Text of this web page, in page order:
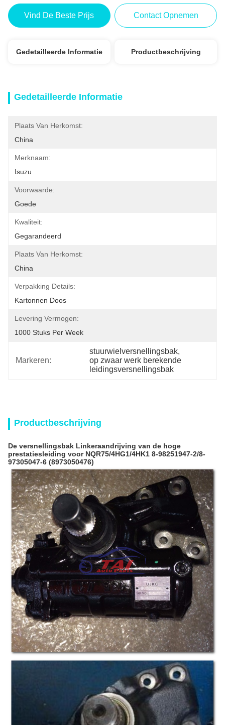
Vind De Beste Prijs Contact Opnemen
Gedetailleerde Informatie Productbeschrijving
Gedetailleerde Informatie
Plaats Van Herkomst:
China
Merknaam:
Isuzu
Voorwaarde:
Goede
Kwaliteit:
Gegarandeerd
Plaats Van Herkomst:
China
Verpakking Details:
Kartonnen Doos
Levering Vermogen:
1000 Stuks Per Week
Markeren:
stuurwielversnellingsbak,
op zwaar werk berekende
leidingsversnellingsbak
Productbeschrijving
De versnellingsbak Linkeraandrijving van de hoge
prestatiesleiding voor NQR75/4HG1/4HK1 8-98251947-2/8-
97305047-6 (8973050476)